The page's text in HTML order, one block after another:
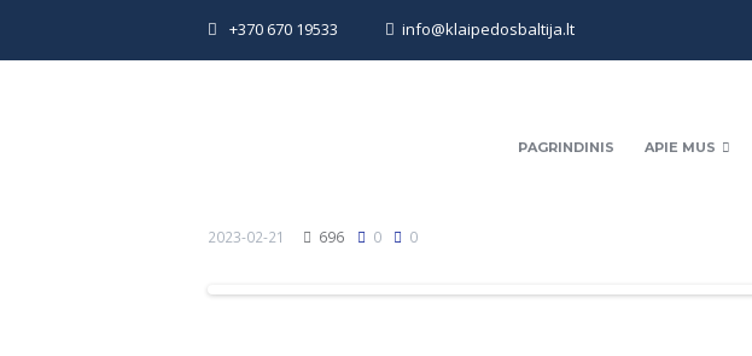
+370 670 19533 info@klaipedosbaltija.lt
PAGRINDINIS APIE MUS
2023-02-21 696 0 0